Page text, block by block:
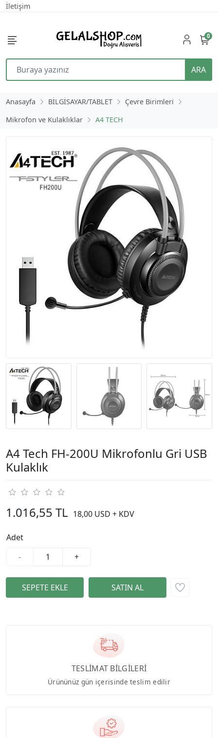
İletişim
ARA
0
Anasayfa BİLGİSAYAR/TABLET
Çevre Birimleri
Mikrofon ve Kulaklıklar
A4 TECH
A4 Tech FH-200U Mikrofonlu Gri USB
Kulaklık
1.016,55 TL 18,00 USD + KDV
Adet
-
+
TESLİMAT BİLGİLERİ
Ürününüz gün içerisinde teslim edilir